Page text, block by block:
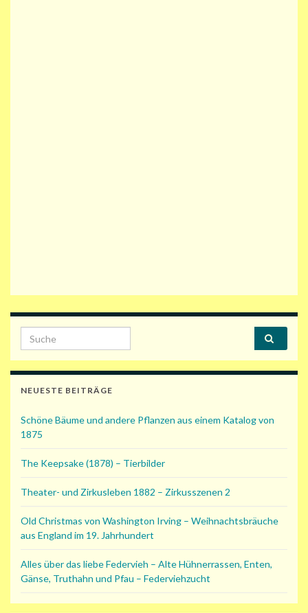
Search for:
NEUESTE BEITRÄGE
Schöne Bäume und andere Pflanzen aus einem Katalog von
1875
The Keepsake (1878) – Tierbilder
Theater- und Zirkusleben 1882 – Zirkusszenen 2
Old Christmas von Washington Irving – Weihnachtsbräuche
aus England im 19. Jahrhundert
Alles über das liebe Federvieh – Alte Hühnerrassen, Enten,
Gänse, Truthahn und Pfau – Federviehzucht